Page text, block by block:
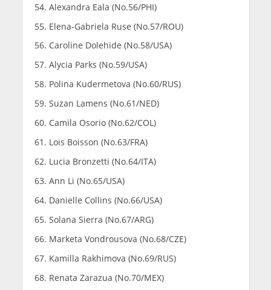
Alexandra Eala (No.56/PHI)
Elena-Gabriela Ruse (No.57/ROU)
Caroline Dolehide (No.58/USA)
Alycia Parks (No.59/USA)
Polina Kudermetova (No.60/RUS)
Suzan Lamens (No.61/NED)
Camila Osorio (No.62/COL)
Lois Boisson (No.63/FRA)
Lucia Bronzetti (No.64/ITA)
Ann Li (No.65/USA)
Danielle Collins (No.66/USA)
Solana Sierra (No.67/ARG)
Marketa Vondrousova (No.68/CZE)
Kamilla Rakhimova (No.69/RUS)
Renata Zarazua (No.70/MEX)